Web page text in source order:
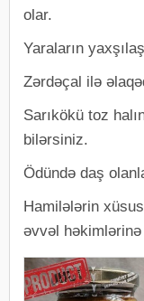
olar.
Yaraların
Zərdəçal ilə
Sarıkökü toz
bilərsiniz.
Ödündə daş
Hamilələrin
əvvəl həkimlərinə